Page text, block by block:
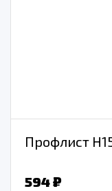
Профлист
594 ₽